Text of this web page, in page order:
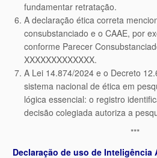
fundamentar retratação.
A declaração ética correta
consubstanciado e o CAAE, por
conforme Parecer
XXXXXXXXXXXXX.
A Lei 14.874/2024 e o Decreto
sistema nacional de ética em
lógica essencial: o registro
decisão colegiada autoriza a
***
Declaração de uso de Inteligência